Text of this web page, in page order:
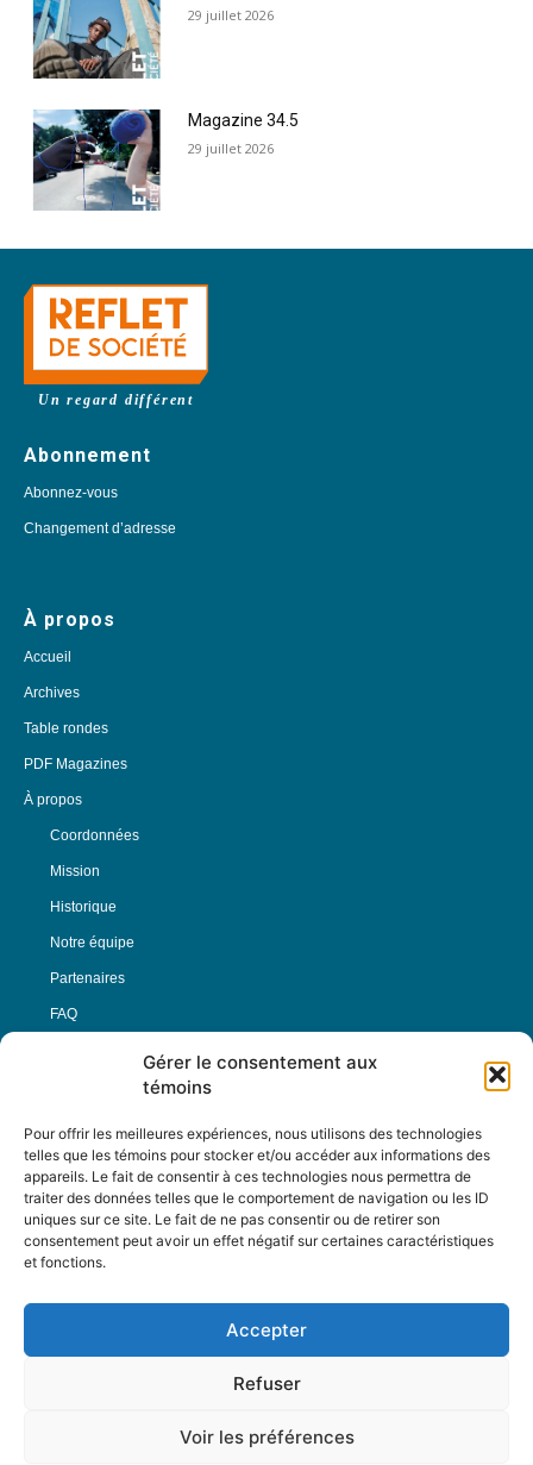
Gérer le consentement aux
témoins
Pour offrir les meilleures expériences, nous utilisons des technologies
telles que les témoins pour stocker et/ou accéder aux informations des
appareils. Le fait de consentir à ces technologies nous permettra de
traiter des données telles que le comportement de navigation ou les ID
uniques sur ce site. Le fait de ne pas consentir ou de retirer son
consentement peut avoir un effet négatif sur certaines caractéristiques
et fonctions.
Accepter
Refuser
Voir les préférences
29 juillet 2026
Magazine 34.5
29 juillet 2026
Un regard différent
Abonnement
Abonnez-vous
Changement d’adresse
À propos
Accueil
Archives
Table rondes
PDF Magazines
À propos
Coordonnées
Mission
Historique
Notre équipe
Partenaires
FAQ
Nous Suivre
Contactez-nous :
12-3894 rue Sainte-Catherine Est,